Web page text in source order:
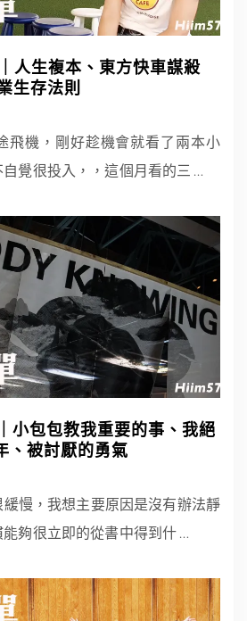
人生複本、東方快車謀殺
生存法則
飛機，剛好趁機會就看了兩本小
覺很投入，，這個月看的三 …
包包教我重要的事、我絕
、被討厭的勇氣
慢，我想主要原因是沒有辦法靜
夠很立即的從書中得到什 …